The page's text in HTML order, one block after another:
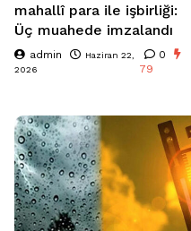
mahallî para ile işbirliği:
Üç muahede imzalandı
admin
Haziran 22,
2026
0
79